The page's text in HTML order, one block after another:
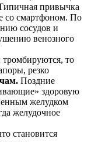
привычка
со смартфоном. По
сосудов и
венозного
то
резко
Поздние
здоровую
желудком
желудочное
становится